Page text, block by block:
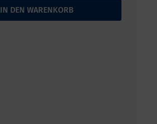
IN DEN WARENKORB